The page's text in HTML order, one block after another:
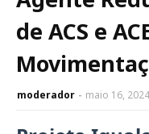
de ACS e
moderador maio 16, 2024